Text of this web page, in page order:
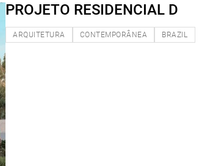
PROJETO RESIDENCIAL D
ARQUITETURA CONTEMPORÂNEA BRAZIL